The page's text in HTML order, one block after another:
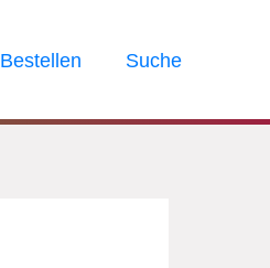
Bestellen Suche